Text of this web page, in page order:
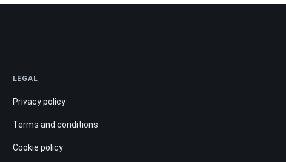
LEGAL
Privacy policy
Terms and conditions
Cookie policy